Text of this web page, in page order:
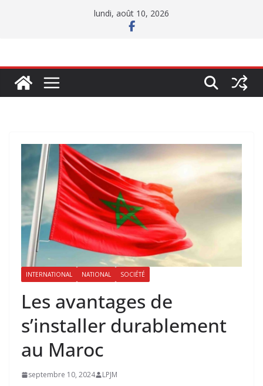
lundi, août 10, 2026
INTERNATIONAL NATIONAL SOCIÉTÉ
Les avantages de
s’installer durablement
au Maroc
septembre 10, 2024 LPJM